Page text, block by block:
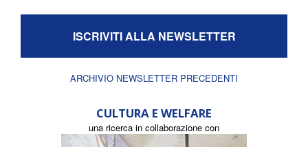
ISCRIVITI ALLA NEWSLETTER
ARCHIVIO NEWSLETTER PRECEDENTI
CULTURA E WELFARE
una ricerca in collaborazione con